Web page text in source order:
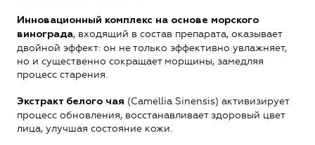
Инновационный комплекс на основе морского
винограда, входящий в состав препарата, оказывает
двойной эффект: он не только эффективно увлажняет,
но и существенно сокращает морщины, замедляя
процесс старения.
Экстракт белого чая (Camellia Sinensis) активизирует
процесс обновления, восстанавливает здоровый цвет
лица, улучшая состояние кожи.